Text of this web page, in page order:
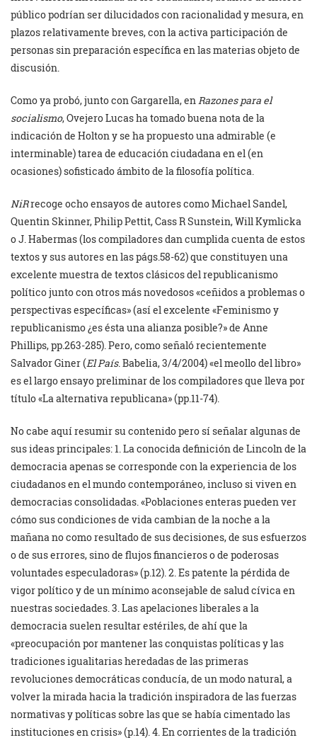
público podrían ser dilucidados con racionalidad y mesura, en
plazos relativamente breves, con la activa participación de
personas sin preparación específica en las materias objeto de
discusión.
Como ya probó, junto con Gargarella, en Razones para el
socialismo, Ovejero Lucas ha tomado buena nota de la
indicación de Holton y se ha propuesto una admirable (e
interminable) tarea de educación ciudadana en el (en
ocasiones) sofisticado ámbito de la filosofía política.
NiRrecoge ocho ensayos de autores como Michael Sandel,
Quentin Skinner, Philip Pettit, Cass R Sunstein, Will Kymlicka
o J. Habermas (los compiladores dan cumplida cuenta de estos
textos y sus autores en las págs.58-62) que constituyen una
excelente muestra de textos clásicos del republicanismo
político junto con otros más novedosos «ceñidos a problemas o
perspectivas específicas» (así el excelente «Feminismo y
republicanismo ¿es ésta una alianza posible?» de Anne
Phillips, pp.263-285). Pero, como señaló recientemente
Salvador Giner (El País. Babelia, 3/4/2004) «el meollo del libro»
es el largo ensayo preliminar de los compiladores que lleva por
título «La alternativa republicana» (pp.11-74).
No cabe aquí resumir su contenido pero sí señalar algunas de
sus ideas principales: 1. La conocida definición de Lincoln de la
democracia apenas se corresponde con la experiencia de los
ciudadanos en el mundo contemporáneo, incluso si viven en
democracias consolidadas. «Poblaciones enteras pueden ver
cómo sus condiciones de vida cambian de la noche a la
mañana no como resultado de sus decisiones, de sus esfuerzos
o de sus errores, sino de flujos financieros o de poderosas
voluntades especuladoras» (p.12). 2. Es patente la pérdida de
vigor político y de un mínimo aconsejable de salud cívica en
nuestras sociedades. 3. Las apelaciones liberales a la
democracia suelen resultar estériles, de ahí que la
«preocupación por mantener las conquistas políticas y las
tradiciones igualitarias heredadas de las primeras
revoluciones democráticas conducía, de un modo natural, a
volver la mirada hacia la tradición inspiradora de las fuerzas
normativas y políticas sobre las que se había cimentado las
instituciones en crisis» (p.14). 4. En corrientes de la tradición